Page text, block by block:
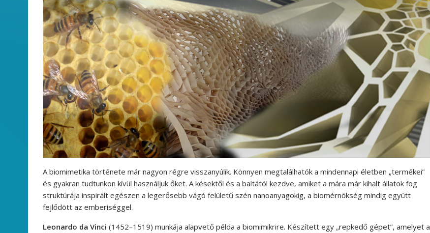
A biomimetika története már nagyon régre visszanyúlik. Könnyen megtalálhatók a mindennapi életben „termékei”
és gyakran tudtunkon kívül használjuk őket. A késektől és a baltától kezdve, amiket a mára már kihalt állatok fog
struktúrája inspirált egészen a legerősebb vágó felületű szén nanoanyagokig, a biomérnökség mindig együtt
fejlődött az emberiséggel.
Leonardo da Vinci (1452–1519) munkája alapvető példa a biomimikrire. Készített egy „repkedő gépet”, amelyet a